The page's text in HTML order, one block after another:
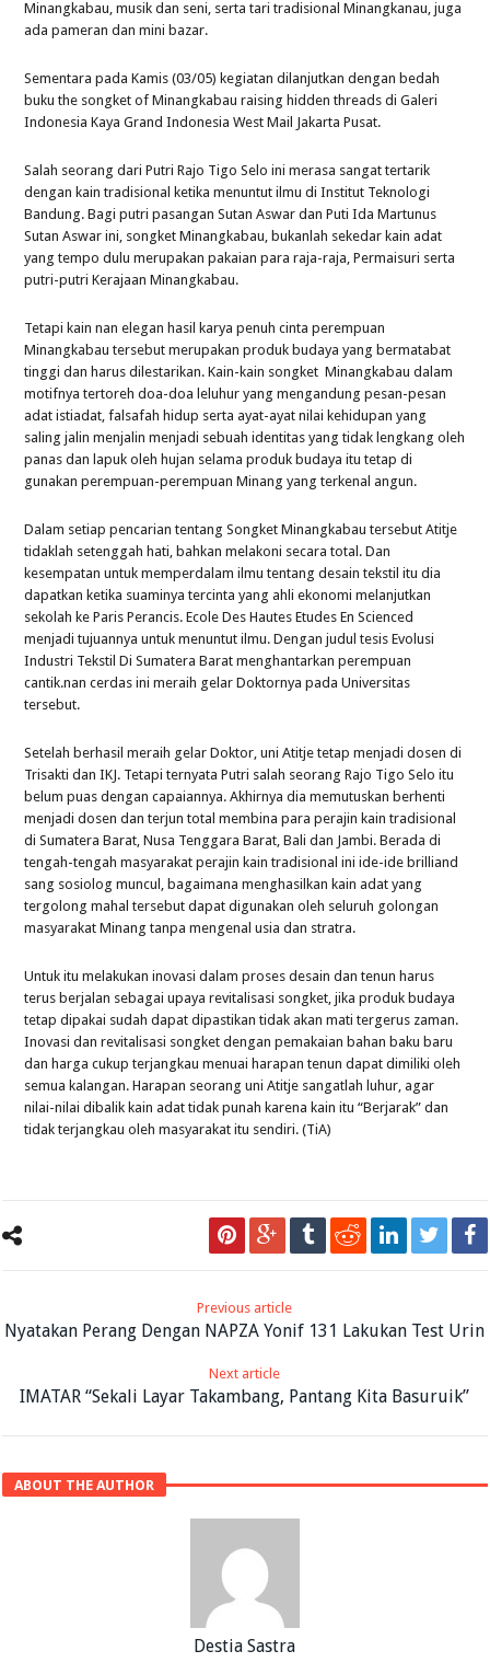
Minangkabau, musik dan seni, serta tari tradisional Minangkanau, juga
ada pameran dan mini bazar.
Sementara pada Kamis (03/05) kegiatan dilanjutkan dengan bedah
buku the songket of Minangkabau raising hidden threads di Galeri
Indonesia Kaya Grand Indonesia West Mail Jakarta Pusat.
Salah seorang dari Putri Rajo Tigo Selo ini merasa sangat tertarik
dengan kain tradisional ketika menuntut ilmu di Institut Teknologi
Bandung. Bagi putri pasangan Sutan Aswar dan Puti Ida Martunus
Sutan Aswar ini, songket Minangkabau, bukanlah sekedar kain adat
yang tempo dulu merupakan pakaian para raja-raja, Permaisuri serta
putri-putri Kerajaan Minangkabau.
Tetapi kain nan elegan hasil karya penuh cinta perempuan
Minangkabau tersebut merupakan produk budaya yang bermatabat
tinggi dan harus dilestarikan. Kain-kain songket Minangkabau dalam
motifnya tertoreh doa-doa leluhur yang mengandung pesan-pesan
adat istiadat, falsafah hidup serta ayat-ayat nilai kehidupan yang
saling jalin menjalin menjadi sebuah identitas yang tidak lengkang oleh
panas dan lapuk oleh hujan selama produk budaya itu tetap di
gunakan perempuan-perempuan Minang yang terkenal angun.
Dalam setiap pencarian tentang Songket Minangkabau tersebut Atitje
tidaklah setenggah hati, bahkan melakoni secara total. Dan
kesempatan untuk memperdalam ilmu tentang desain tekstil itu dia
dapatkan ketika suaminya tercinta yang ahli ekonomi melanjutkan
sekolah ke Paris Perancis. Ecole Des Hautes Etudes En Scienced
menjadi tujuannya untuk menuntut ilmu. Dengan judul tesis Evolusi
Industri Tekstil Di Sumatera Barat menghantarkan perempuan
cantik.nan cerdas ini meraih gelar Doktornya pada Universitas
tersebut.
Setelah berhasil meraih gelar Doktor, uni Atitje tetap menjadi dosen di
Trisakti dan IKJ. Tetapi ternyata Putri salah seorang Rajo Tigo Selo itu
belum puas dengan capaiannya. Akhirnya dia memutuskan berhenti
menjadi dosen dan terjun total membina para perajin kain tradisional
di Sumatera Barat, Nusa Tenggara Barat, Bali dan Jambi. Berada di
tengah-tengah masyarakat perajin kain tradisional ini ide-ide brilliand
sang sosiolog muncul, bagaimana menghasilkan kain adat yang
tergolong mahal tersebut dapat digunakan oleh seluruh golongan
masyarakat Minang tanpa mengenal usia dan stratra.
Untuk itu melakukan inovasi dalam proses desain dan tenun harus
terus berjalan sebagai upaya revitalisasi songket, jika produk budaya
tetap dipakai sudah dapat dipastikan tidak akan mati tergerus zaman.
Inovasi dan revitalisasi songket dengan pemakaian bahan baku baru
dan harga cukup terjangkau menuai harapan tenun dapat dimiliki oleh
semua kalangan. Harapan seorang uni Atitje sangatlah luhur, agar
nilai-nilai dibalik kain adat tidak punah karena kain itu “Berjarak” dan
tidak terjangkau oleh masyarakat itu sendiri. (TiA)
Previous article
Nyatakan Perang Dengan NAPZA Yonif 131 Lakukan Test Urin
Next article
IMATAR “Sekali Layar Takambang, Pantang Kita Basuruik”
ABOUT THE AUTHOR
Destia Sastra